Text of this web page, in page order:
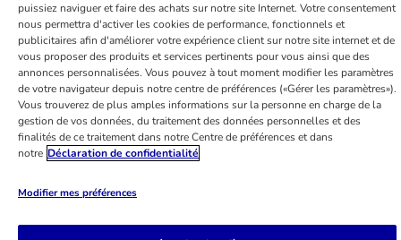
FAQ & Contact
Conditions Générales de Vente
Mentions légales
Sécurité et confidentialité
Dispositions sur l’élimination des déchets
Frais et délai de livraison
Modes de paiement
Renoncer au contrat ici
Programme de fidélité
Application mobile
Programme d'affiliation
bitiba GmbH2026
puissiez naviguer et faire des achats sur notre site Internet. Votre consentement
nous permettra d'activer les cookies de performance, fonctionnels et
publicitaires afin d'améliorer votre expérience client sur notre site internet et de
vous proposer des produits et services pertinents pour vous ainsi que des
annonces personnalisées. Vous pouvez à tout moment modifier les paramètres
de votre navigateur depuis notre centre de préférences («Gérer les paramètres»).
Vous trouverez de plus amples informations sur la personne en charge de la
gestion de vos données, du traitement des données personnelles et des
finalités de ce traitement dans notre Centre de préférences et dans
notre Déclaration de confidentialité
Modifier mes préférences